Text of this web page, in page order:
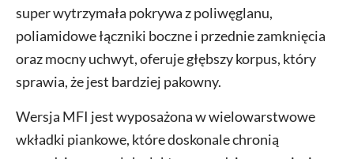
super wytrzymała pokrywa z poliwęglanu,
poliamidowe łączniki boczne i przednie zamknięcia
oraz mocny uchwyt, oferuje głębszy korpus, który
sprawia, że jest bardziej pakowny.
Wersja MFI jest wyposażona w wielowarstwowe
wkładki piankowe, które doskonale chronią